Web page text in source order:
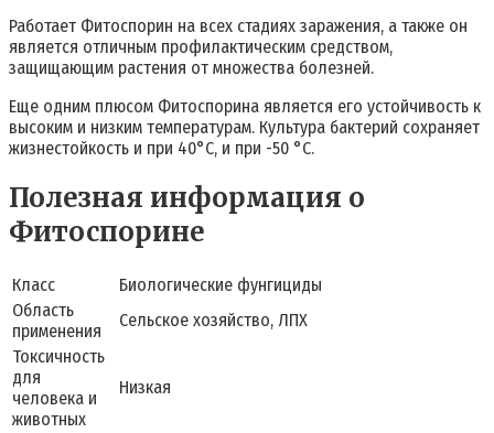
Работает Фитоспорин на всех стадиях заражения, а также он
является отличным профилактическим средством,
защищающим растения от множества болезней.
Еще одним плюсом Фитоспорина является его устойчивость к
высоким и низким температурам. Культура бактерий сохраняет
жизнестойкость и при 40°C, и при -50 °C.
Полезная информация о
Фитоспорине
Класс
Биологические фунгициды
Область
применения
Сельское хозяйство, ЛПХ
Токсичность
для
человека и
животных
Низкая